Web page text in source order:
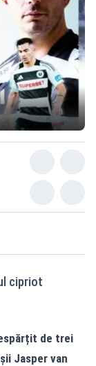
cipriot
de trei
Jasper van